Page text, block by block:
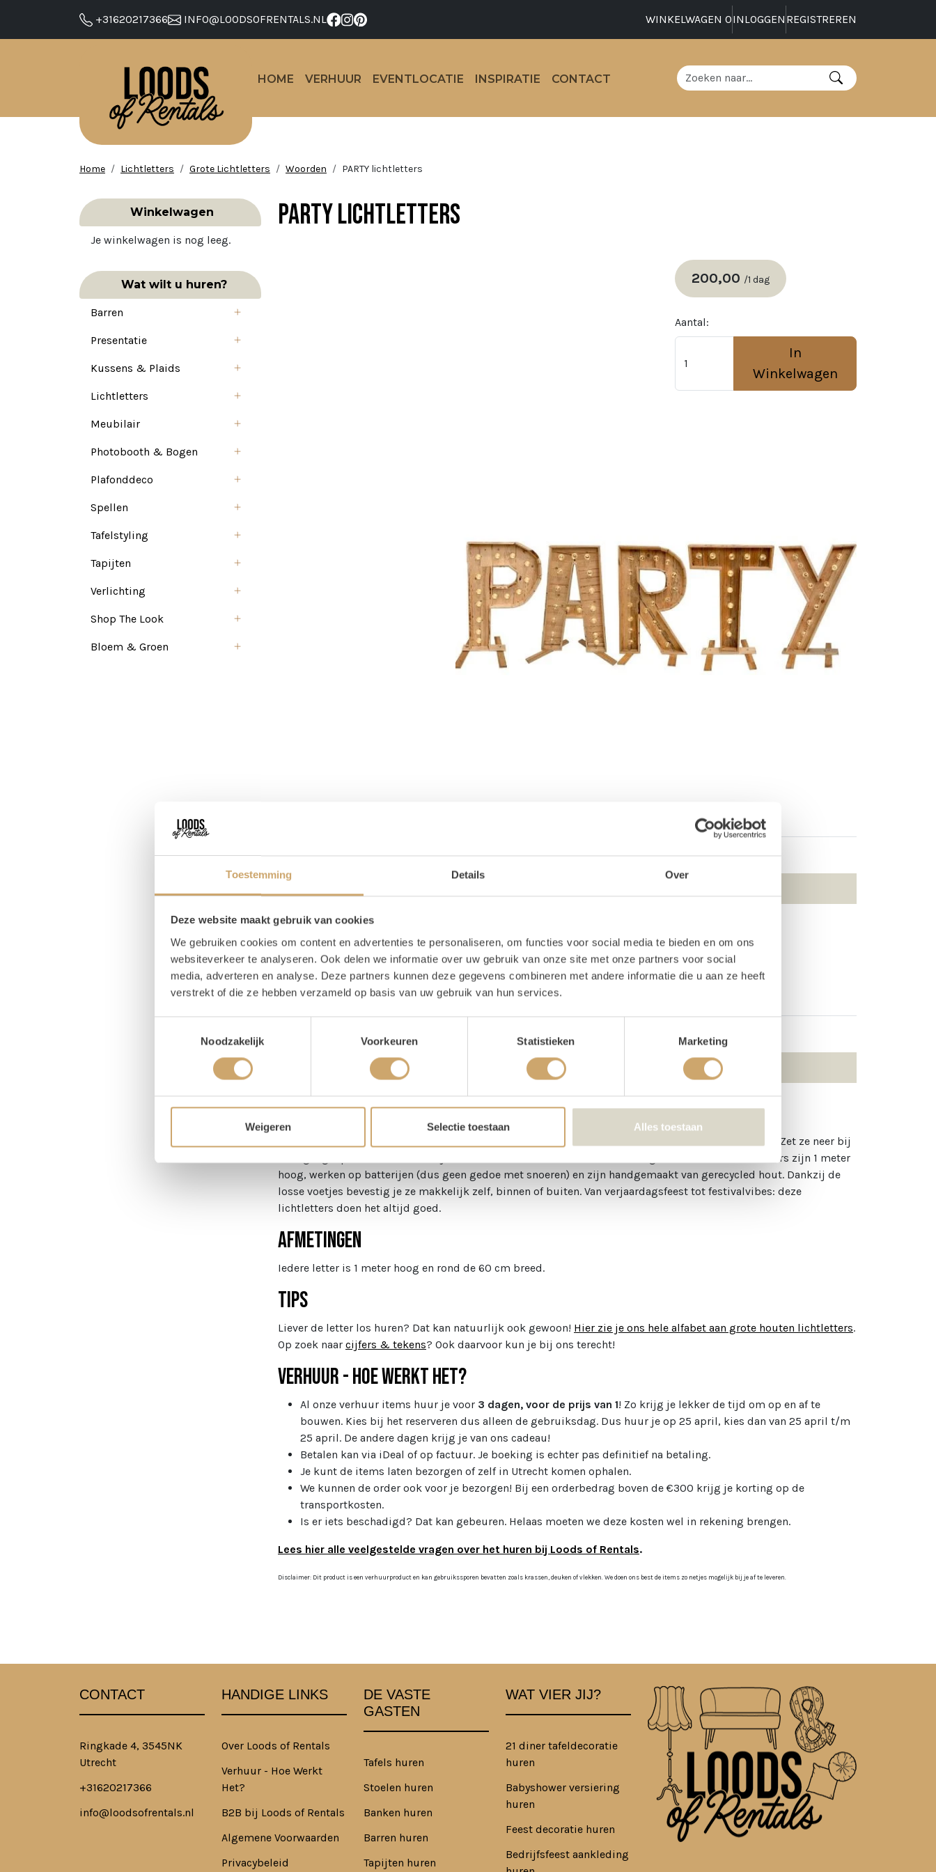
Toestemming Details Over
Deze website maakt gebruik van cookies
We gebruiken cookies om content en advertenties te personaliseren, om functies voor social media te bieden en om ons
websiteverkeer te analyseren. Ook delen we informatie over uw gebruik van onze site met onze partners voor social
media, adverteren en analyse. Deze partners kunnen deze gegevens combineren met andere informatie die u aan ze heeft
verstrekt of die ze hebben verzameld op basis van uw gebruik van hun services.
Noodzakelijk
Voorkeuren Statistieken Marketing
Weigeren Selectie toestaan Alles toestaan
+31620217366 INFO@LOODSOFRENTALS.NL WINKELWAGEN 0INLOGGEN REGISTREREN
HOME VERHUUR EVENTLOCATIE INSPIRATIE CONTACT
Home Lichtletters Grote Lichtletters Woorden PARTY lichtletters
Winkelwagen
Je winkelwagen is nog leeg.
Wat wilt u huren?
Barren
Presentatie
Kussens & Plaids
Lichtletters
Meubilair
Photobooth & Bogen
Plafonddeco
Spellen
Tafelstyling
Tapijten
Verlichting
Shop The Look
Bloem & Groen
PARTY lichtletters
200,00 /1 dag
Aantal:
In
Winkelwagen
1x Lichtletter P
1x Lichtletter R 1x Lichtletter T
1x Lichtletter Y
Omschrijving
Houten Lichtletters PARTY huren
Let’s get this PARTY started! Met deze lichtletters weet iedereen meteen dat het tijd is om te vieren. Zet ze neer bij
de ingang, op de dansvloer of bij de DJ-booth—waar ze ook staan, ze brengen meteen sfeer. De letters zijn 1 meter
hoog, werken op batterijen (dus geen gedoe met snoeren) en zijn handgemaakt van gerecycled hout. Dankzij de
losse voetjes bevestig je ze makkelijk zelf, binnen of buiten. Van verjaardagsfeest tot festivalvibes: deze
lichtletters doen het altijd goed.
Afmetingen
Iedere letter is 1 meter hoog en rond de 60 cm breed.
Tips
Liever de letter los huren? Dat kan natuurlijk ook gewoon! Hier zie je ons hele alfabet aan grote houten lichtletters.
Op zoek naar cijfers & tekens? Ook daarvoor kun je bij ons terecht!
Verhuur - Hoe werkt het?
Al onze verhuur items huur je voor 3 dagen, voor de prijs van 1! Zo krijg je lekker de tijd om op en af te
bouwen. Kies bij het reserveren dus alleen de gebruiksdag. Dus huur je op 25 april, kies dan van 25 april t/m
25 april. De andere dagen krijg je van ons cadeau!
Betalen kan via iDeal of op factuur. Je boeking is echter pas definitief na betaling.
Je kunt de items laten bezorgen of zelf in Utrecht komen ophalen.
We kunnen de order ook voor je bezorgen! Bij een orderbedrag boven de €300 krijg je korting op de
transportkosten.
Is er iets beschadigd? Dat kan gebeuren. Helaas moeten we deze kosten wel in rekening brengen.
Lees hier alle veelgestelde vragen over het huren bij Loods of Rentals.
Disclaimer: Dit product is een verhuurproduct en kan gebruikssporen bevatten zoals krassen, deuken of vlekken. We doen ons best de items zo netjes mogelijk bij je af te leveren.
CONTACT
Ringkade 4, 3545NK
Utrecht
+31620217366
info@loodsofrentals.nl
HANDIGE LINKS
Over Loods of Rentals
Verhuur - Hoe Werkt
Het?
B2B bij Loods of Rentals
Algemene Voorwaarden
Privacybeleid
DE VASTE
GASTEN
Tafels huren
Stoelen huren
Banken huren
Barren huren
Tapijten huren
WAT VIER JIJ?
21 diner tafeldecoratie
huren
Babyshower versiering
huren
Feest decoratie huren
Bedrijfsfeest aankleding